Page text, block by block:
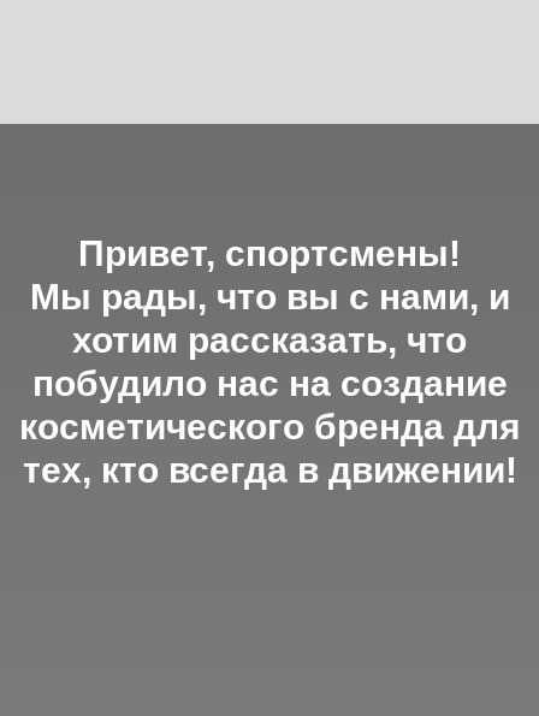
Привет, спортсмены!
Мы рады, что вы с нами, и
хотим рассказать, что
побудило нас на создание
косметического бренда для
тех, кто всегда в движении!